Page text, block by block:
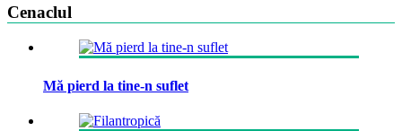
Cenaclul
Mă pierd la tine-n suflet